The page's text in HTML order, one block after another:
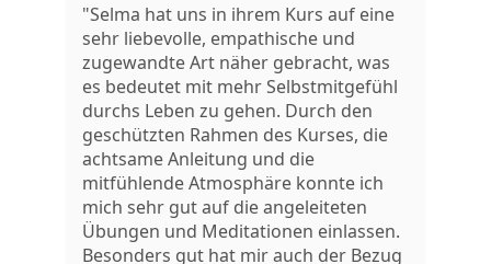
"Selma hat uns in ihrem Kurs auf eine
sehr liebevolle, empathische und
zugewandte Art näher gebracht, was
es bedeutet mit mehr Selbstmitgefühl
durchs Leben zu gehen. Durch den
geschützten Rahmen des Kurses, die
achtsame Anleitung und die
mitfühlende Atmosphäre konnte ich
mich sehr gut auf die angeleiteten
Übungen und Meditationen einlassen.
Besonders gut hat mir auch der Bezug